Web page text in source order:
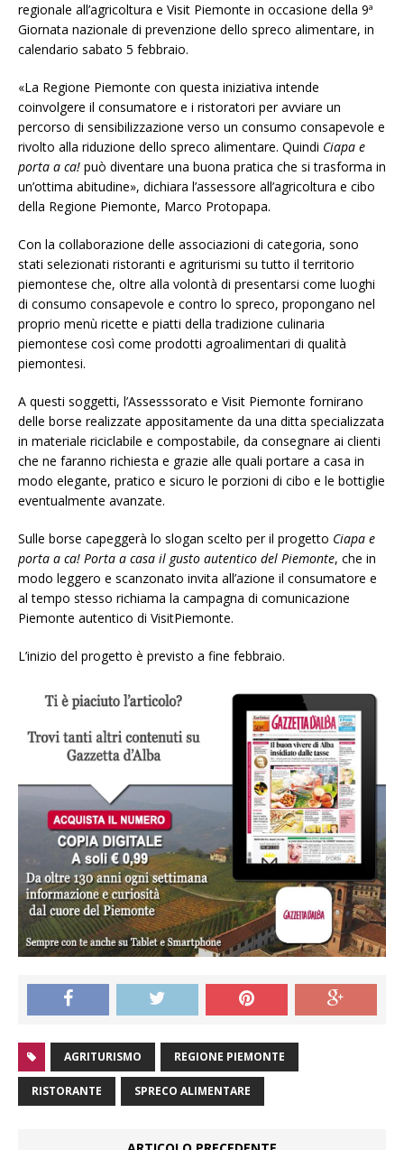
regionale all’agricoltura e Visit Piemonte in occasione della 9ª
Giornata nazionale di prevenzione dello spreco alimentare, in
calendario sabato 5 febbraio.
«La Regione Piemonte con questa iniziativa intende
coinvolgere il consumatore e i ristoratori per avviare un
percorso di sensibilizzazione verso un consumo consapevole e
rivolto alla riduzione dello spreco alimentare. Quindi Ciapa e
porta a ca! può diventare una buona pratica che si trasforma in
un’ottima abitudine», dichiara l’assessore all’agricoltura e cibo
della Regione Piemonte, Marco Protopapa.
Con la collaborazione delle associazioni di categoria, sono
stati selezionati ristoranti e agriturismi su tutto il territorio
piemontese che, oltre alla volontà di presentarsi come luoghi
di consumo consapevole e contro lo spreco, propongano nel
proprio menù ricette e piatti della tradizione culinaria
piemontese così come prodotti agroalimentari di qualità
piemontesi.
A questi soggetti, l’Assesssorato e Visit Piemonte fornirano
delle borse realizzate appositamente da una ditta specializzata
in materiale riciclabile e compostabile, da consegnare ai clienti
che ne faranno richiesta e grazie alle quali portare a casa in
modo elegante, pratico e sicuro le porzioni di cibo e le bottiglie
eventualmente avanzate.
Sulle borse capeggerà lo slogan scelto per il progetto Ciapa e
porta a ca! Porta a casa il gusto autentico del Piemonte, che in
modo leggero e scanzonato invita all’azione il consumatore e
al tempo stesso richiama la campagna di comunicazione
Piemonte autentico di VisitPiemonte.
L’inizio del progetto è previsto a fine febbraio.
AGRITURISMO REGIONE PIEMONTE
RISTORANTE SPRECO ALIMENTARE